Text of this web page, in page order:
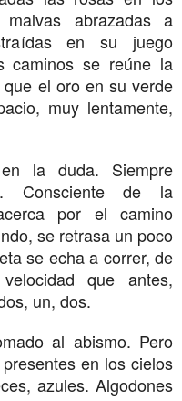
abrazadas a
en su juego
caminos se reúne la
el oro en su verde
muy lentamente,
la duda. Siempre
Consciente de la
por el camino
se retrasa un poco
se echa a correr, de
que antes,
un, dos.
al abismo. Pero
en los cielos
azules. Algodones